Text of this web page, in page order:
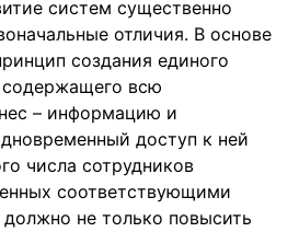
систем существенно
отличия. В основе
создания единого
всю
– информацию и
доступ к ней
числа сотрудников
соответствующими
не только повысить